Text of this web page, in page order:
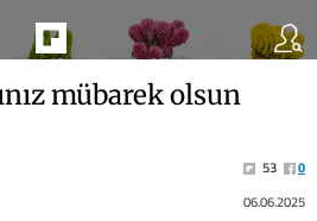
mübarek olsun
53
0
06.06.2025